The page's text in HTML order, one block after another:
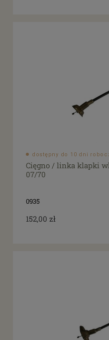
dostępny do 10 dni
Cięgno / linka klapki
07/70
0935
152,00 zł